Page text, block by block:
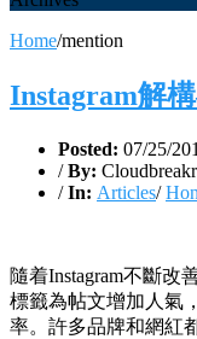
Home/mention
Instagram解
Posted: 07/25/
/ By:
/ In: Articles/
隨着Instagram不斷改
標籤為帖文增加人氣
率。許多品牌和網紅